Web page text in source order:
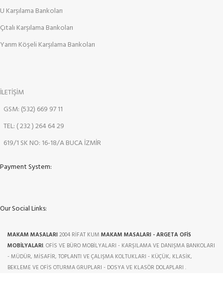
U Karşılama Bankoları
Çıtalı Karşılama Bankoları
Yarım Köşeli Karşılama Bankoları
İLETİŞİM
GSM: (532) 669 97 11
TEL: ( 232 ) 264 64 29
619/1 SK NO: 16-18/A BUCA İZMİR
Payment System:
Our Social Links:
MAKAM MASALARI 2004 RİFAT KUM MAKAM MASALARI - ARGETA OFİS
MOBİLYALARI. OFİS VE BÜRO MOBİLYALARI - KARŞILAMA VE DANIŞMA BANKOLARI
- MÜDÜR, MİSAFİR, TOPLANTI VE ÇALIŞMA KOLTUKLARI - KÜÇÜK, KLASİK,
BEKLEME VE OFİS OTURMA GRUPLARI - DOSYA VE KLASÖR DOLAPLARI .